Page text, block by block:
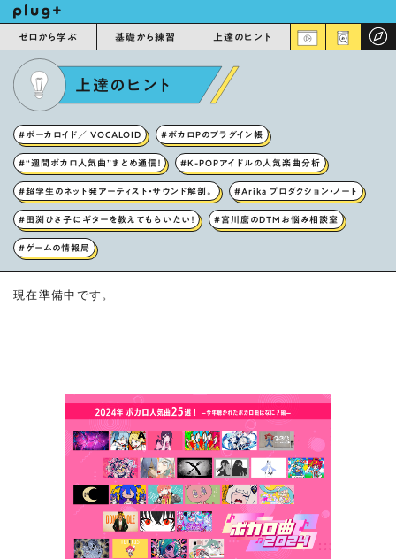
ゼロから学ぶ 基礎から練習 上達のヒント
上達のヒント
#ボーカロイド／ VOCALOID #ボカロPのプラグイン帳
#“週間ボカロ人気曲”まとめ通信！ #K-POPアイドルの人気楽曲分析
#超学生のネット発アーティスト・サウンド解剖。 #Arika プロダクション・ノート
#田渕ひさ子にギターを教えてもらいたい！ #宮川麿のDTMお悩み相談室
#ゲームの情報局
現在準備中です。